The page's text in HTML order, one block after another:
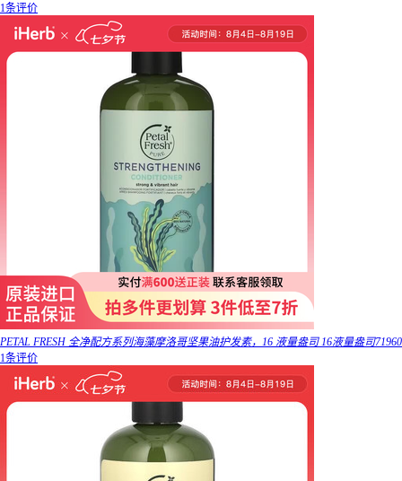
1条评价
PETAL FRESH 全净配方系列海藻摩洛哥坚果油护发素，16 液量盎司 16液量盎司71960
1条评价